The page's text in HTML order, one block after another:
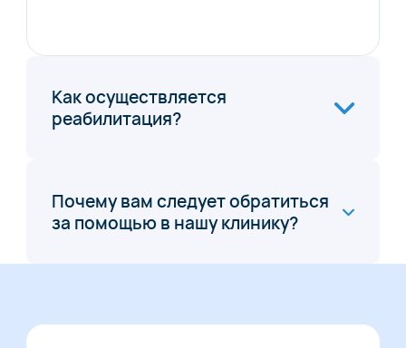
Как осуществляется
реабилитация?
Почему вам следует обратиться
за помощью в нашу клинику?